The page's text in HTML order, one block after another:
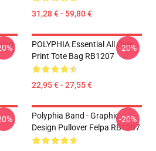
31,28 € - 59,80 €
POLYPHIA Essential All Over
Print Tote Bag RB1207
22,95 € - 27,55 €
-20%
Polyphia Band - Graphic
Design Pullover Felpa RB1207
-20%